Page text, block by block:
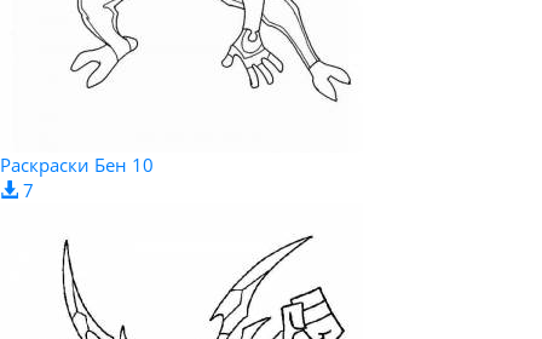
Раскраски Бен 10
7